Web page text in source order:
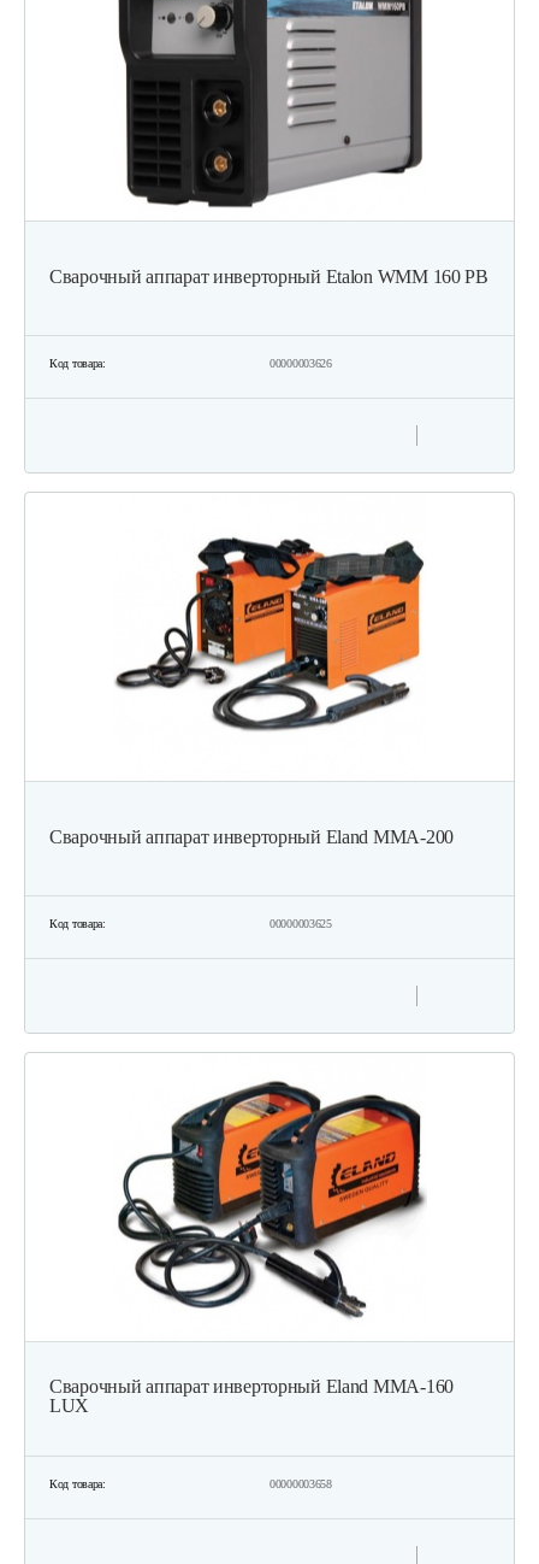
Сварочный аппарат инверторный Etalon WMM 160 PB
Код товара: 00000003626
Сварочный аппарат инверторный Eland MMA-200
Код товара: 00000003625
Сварочный аппарат инверторный Eland MMA-160
LUX
Код товара: 00000003658